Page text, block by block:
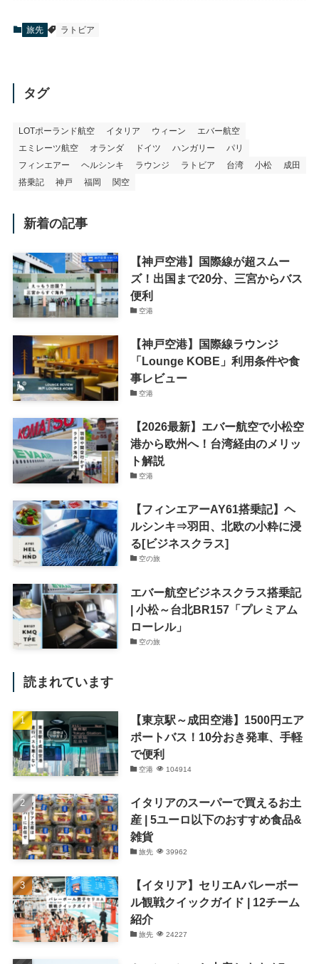
旅先 ラトビア
タグ
LOTポーランド航空 イタリア ウィーン
エバー航空
エミレーツ航空
オランダ ドイツ ハンガリー
パリ
フィンエアー
ヘルシンキ ラウンジ ラトビア 台湾 小松
成田
搭乗記
神戸 福岡 関空
新着の記事
【神戸空港】国際線が超スムー
ズ！出国まで20分、三宮からバス
便利
空港
【神戸空港】国際線ラウンジ
「Lounge KOBE」利用条件や食
事レビュー
空港
【2026最新】エバー航空で小松空
港から欧州へ！台湾経由のメリッ
ト解説
空港
【フィンエアーAY61搭乗記】ヘ
ルシンキ⇒羽田、北欧の小粋に浸
る[ビジネスクラス]
空の旅
エバー航空ビジネスクラス搭乗記
| 小松～台北BR157「プレミアム
ローレル」
空の旅
読まれています
【東京駅～成田空港】1500円エア
ポートバス！10分おき発車、手軽
で便利
空港 104914
イタリアのスーパーで買えるお土
産 | 5ユーロ以下のおすすめ食品&
雑貨
旅先 39962
【イタリア】セリエAバレーボー
ル観戦クイックガイド | 12チーム
紹介
旅先 24227